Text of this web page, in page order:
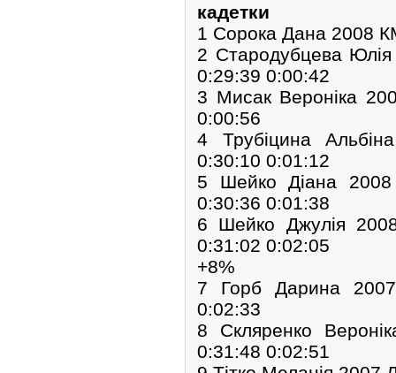
кадетки
1 Сорока Дана 2008
2 Стародубцева
0:29:39 0:00:42
3 Мисак Вероніка
0:00:56
4 Трубіцина
0:30:10 0:01:12
5 Шейко Діана
0:30:36 0:01:38
6 Шейко Джулія
0:31:02 0:02:05
+8%
7 Горб Дарина
0:02:33
8 Скляренко
0:31:48 0:02:51